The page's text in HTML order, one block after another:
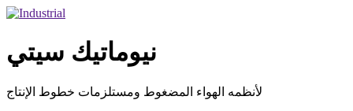
نيوماتيك سيتي
لأنظمه الهواء المضغوط ومستلزمات خطوط الإنتاج